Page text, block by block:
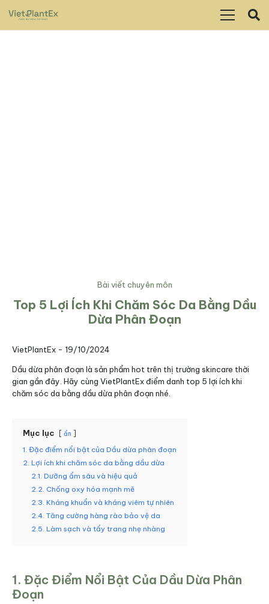
Bài viết chuyên môn
Top 5 Lợi Ích Khi Chăm Sóc Da Bằng Dầu
Dừa Phân Đoạn
VietPlantEx - 19/10/2024
Dầu dừa phân đoạn là sản phẩm hot trên thị trường skincare thời
gian gần đây. Hãy cùng VietPlantEx điểm danh top 5 lợi ích khi
chăm sóc da bằng dầu dừa phân đoạn nhé.
Mục lục ẩn
1. Đặc điểm nổi bật của Dầu dừa phân đoạn
2. Lợi ích khi chăm sóc da bằng dầu dừa
2.1. Dưỡng ẩm sâu và hiệu quả
2.2. Chống oxy hóa mạnh mẽ
2.3. Kháng khuẩn và kháng viêm tự nhiên
2.4. Tăng cường hàng rào bảo vệ da
2.5. Làm sạch và tẩy trang nhẹ nhàng
1. Đặc Điểm Nổi Bật Của Dầu Dừa Phân
Đoạn